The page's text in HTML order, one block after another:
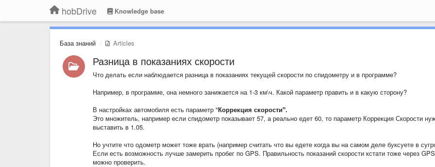
hobDrive Knowledge base
База знаний Articles
Разница в показаниях скорости
Что делать если наблюдается разница в показаниях текущей скорости по спидометру и в программе?
Например, в программе, она немного занижается на 1-3 км\ч. Какой параметр править и в какую сторону?
В настройках автомобиля есть параметр "Коррекция скорости".
Это множитель, например если спидометр показывает 57, а реально едет 60, то параметр Коррекция Скорости
выставить в 1.05.
Но учтите что одометр может тоже врать (например считать что вы едете когда вы на самом деле буксуете в
Если есть возможность лучше замерить пробег по GPS. Правильность показаний скорости кстати тоже через GPS
можно проверить.